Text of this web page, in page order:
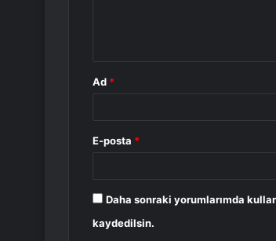
Ad *
E-posta *
Daha sonraki yorumlarımda
kaydedilsin.